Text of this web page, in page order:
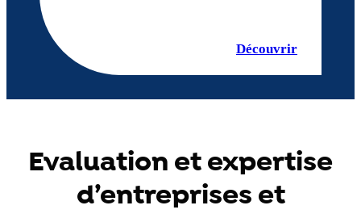
Découvrir
Evaluation et expertise
d’entreprises et